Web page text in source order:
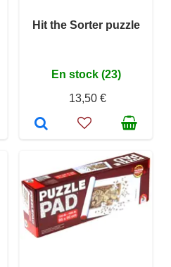
Hit the Sorter puzzle
En stock (23)
13,50 €